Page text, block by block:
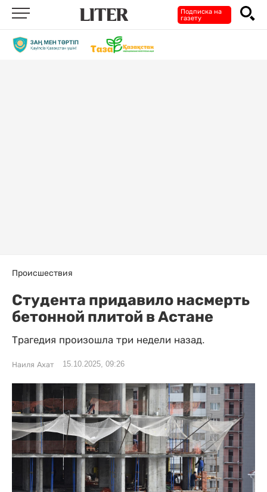
Подписка на
газету
Происшествия
Студента придавило насмерть
бетонной плитой в Астане
Трагедия произошла три недели назад.
Наиля Ахат 15.10.2025, 09:26